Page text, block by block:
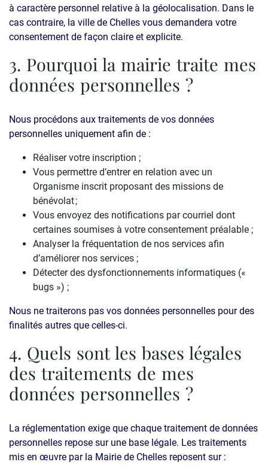
à caractère personnel relative à la géolocalisation. Dans le
cas contraire, la ville de Chelles vous demandera votre
consentement de façon claire et explicite.
3. Pourquoi la mairie traite mes
données personnelles ?
Nous procédons aux traitements de vos données
personnelles uniquement afin de :
Réaliser votre inscription ;
Vous permettre d’entrer en relation avec un
Organisme inscrit proposant des missions de
bénévolat ;
Vous envoyez des notifications par courriel dont
certaines soumises à votre consentement préalable ;
Analyser la fréquentation de nos services afin
d’améliorer nos services ;
Détecter des dysfonctionnements informatiques («
bugs ») ;
Nous ne traiterons pas vos données personnelles pour des
finalités autres que celles-ci.
4. Quels sont les bases légales
des traitements de mes
données personnelles ?
La réglementation exige que chaque traitement de données
personnelles repose sur une base légale. Les traitements
mis en œuvre par la Mairie de Chelles reposent sur :